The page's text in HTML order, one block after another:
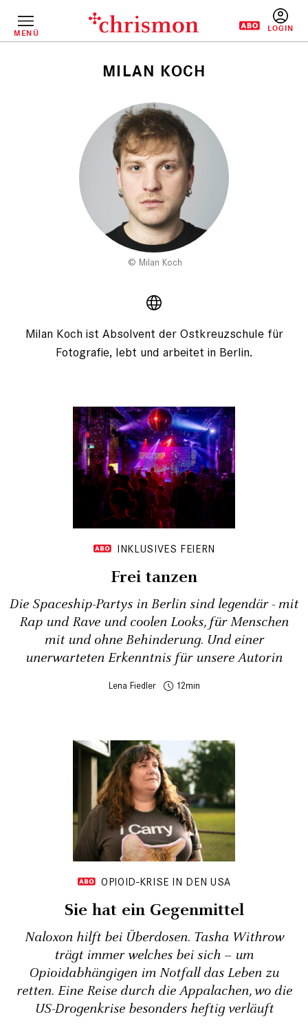
InhaltMENÜ
MILAN KOCH
Milan Koch
Milan Koch ist Absolvent der Ostkreuzschule für
Fotografie, lebt und arbeitet in Berlin.
INKLUSIVES FEIERN
Frei tanzen
Die Spaceship-Partys in Berlin sind legendär - mit
Rap und Rave und coolen Looks, für Menschen
mit und ohne Behinderung. Und einer
unerwarteten Erkenntnis für unsere Autorin
Lena Fiedler 12
OPIOID-KRISE IN DEN USA
Sie hat ein Gegenmittel
Naloxon hilft bei Überdosen. Tasha Withrow
trägt immer welches bei sich – um
Opioidabhängigen im Notfall das Leben zu
retten. Eine Reise durch die Appalachen, wo die
US-Drogenkrise besonders heftig ­verläuft